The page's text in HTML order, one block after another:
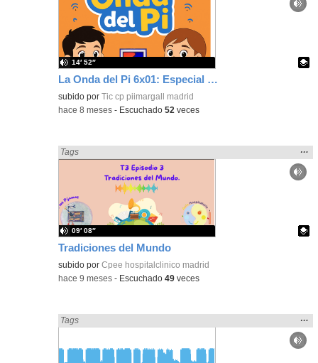
La Onda del Pi 6x01: Especial Halloween y otras fiestas otoñales
Contenido educativo.
subido porTic cp piimargall madrid
14′ 52″
-hace 8 meses - Escuchado52 veces
Tradiciones del Mundo
Encontrado «Fiestas» en:
Tags
la
…
Contenido educativo.
subido porCpee hospitalclinico madrid
09′ 08″
-hace 9 meses - Escuchado49 veces
Encontrado «Fiestas» en:
Tags
la
…